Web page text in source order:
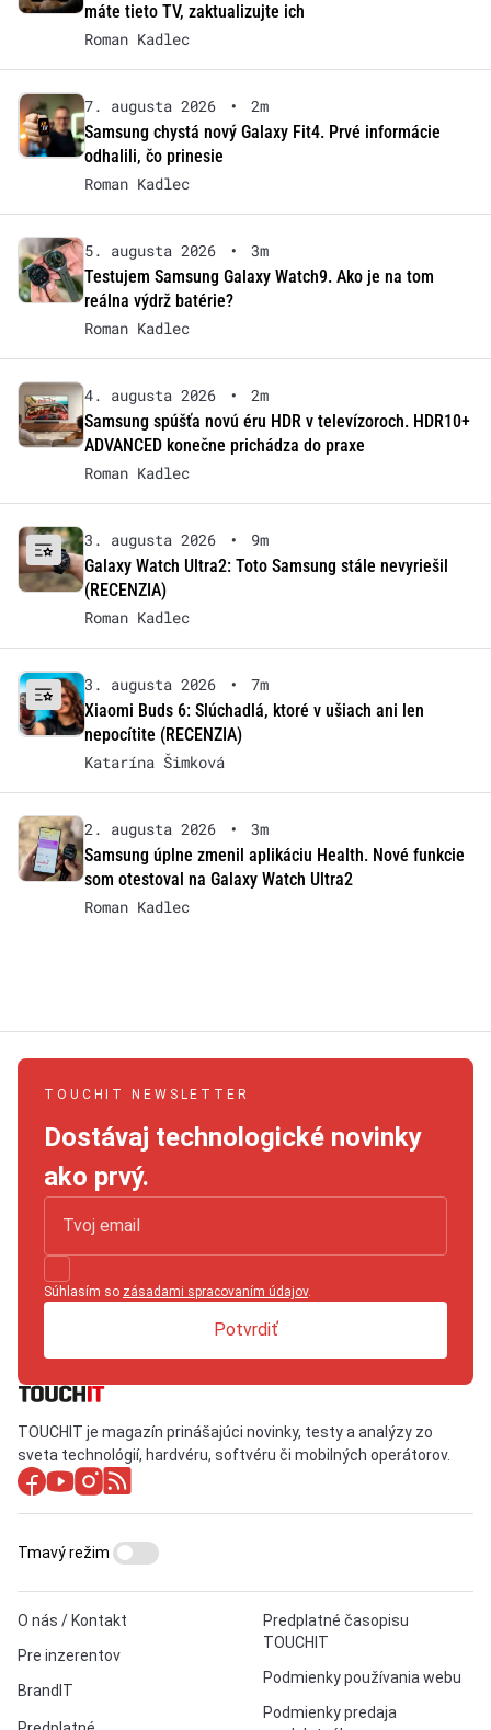
máte tieto TV, zaktualizujte ich
Roman Kadlec
7. augusta 2026 •
2m
Samsung chystá nový Galaxy Fit4. Prvé informácie
odhalili, čo prinesie
Roman Kadlec
5. augusta 2026 •
3m
Testujem Samsung Galaxy Watch9. Ako je na tom
reálna výdrž batérie?
Roman Kadlec
4. augusta 2026 •
2m
Samsung spúšťa novú éru HDR v televízoroch. HDR10+
ADVANCED konečne prichádza do praxe
Roman Kadlec
3. augusta 2026 •
9m
Galaxy Watch Ultra2: Toto Samsung stále nevyriešil
(RECENZIA)
Roman Kadlec
3. augusta 2026 •
7m
Xiaomi Buds 6: Slúchadlá, ktoré v ušiach ani len
nepocítite (RECENZIA)
Katarína Šimková
2. augusta 2026 •
3m
Samsung úplne zmenil aplikáciu Health. Nové funkcie
som otestoval na Galaxy Watch Ultra2
Roman Kadlec
TOUCHIT NEWSLETTER
Dostávaj technologické novinky
ako prvý.
Súhlasím so zásadami spracovaním údajov.
Potvrdiť
TOUCHIT je magazín prinášajúci novinky, testy a analýzy zo
sveta technológií, hardvéru, softvéru či mobilných operátorov.
O nás / Kontakt
Pre inzerentov
BrandIT
Predplatné časopisu
TOUCHIT
Podmienky používania webu
Podmienky predaja
Tmavý režim